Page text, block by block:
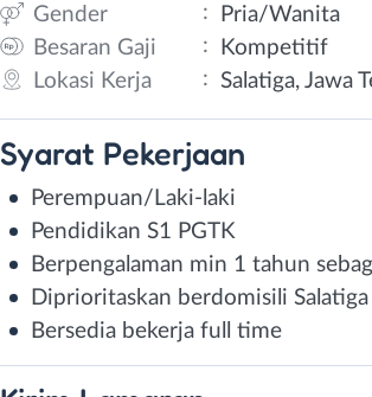
Gender
:
Pria/Wanita
Besaran Gaji
:
Kompetitif
Lokasi Kerja
: Salatiga, Jawa
Syarat Pekerjaan
Perempuan/Laki-laki
Pendidikan S1 PGTK
Berpengalaman min 1 tahun
Diprioritaskan berdomisili Salatiga
Bersedia bekerja full time